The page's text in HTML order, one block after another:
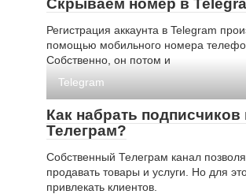
Скрываем номер в
Регистрация аккаунта в Telegram
помощью мобильного номера
Собственно, он потом и
Telegram
Как набрать подписчиков
Телеграм?
Собственный Телеграм канал
продавать товары и услуги. Но для
привлекать клиентов.